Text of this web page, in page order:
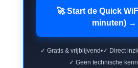
🚀 Start de Quick
minuten) →
✓ Gratis & vrijblijvend•✓ Direct
✓ Geen technische